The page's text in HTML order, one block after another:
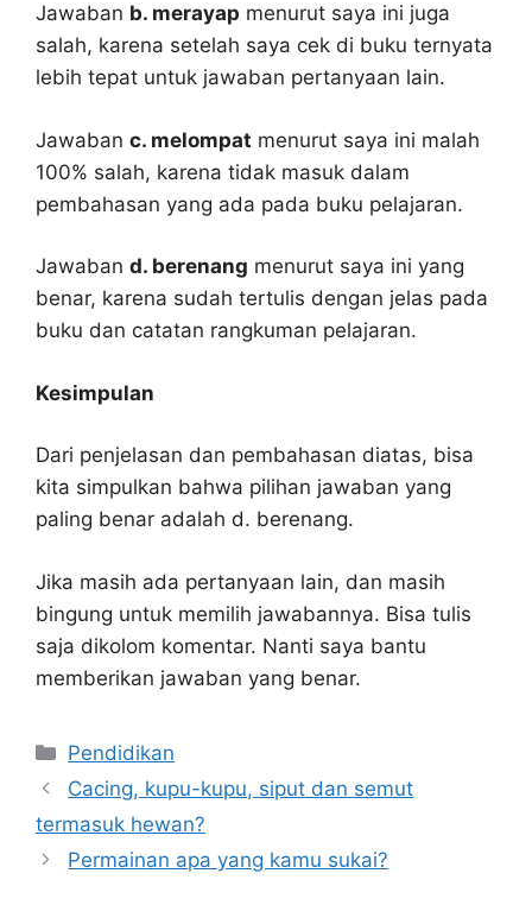
Jawaban b. merayap menurut saya ini juga
salah, karena setelah saya cek di buku ternyata
lebih tepat untuk jawaban pertanyaan lain.
Jawaban c. melompat menurut saya ini malah
100% salah, karena tidak masuk dalam
pembahasan yang ada pada buku pelajaran.
Jawaban d. berenang menurut saya ini yang
benar, karena sudah tertulis dengan jelas pada
buku dan catatan rangkuman pelajaran.
Kesimpulan
Dari penjelasan dan pembahasan diatas, bisa
kita simpulkan bahwa pilihan jawaban yang
paling benar adalah d. berenang.
Jika masih ada pertanyaan lain, dan masih
bingung untuk memilih jawabannya. Bisa tulis
saja dikolom komentar. Nanti saya bantu
memberikan jawaban yang benar.
Kategori
Pendidikan
Cacing, kupu-kupu, siput dan semut
termasuk hewan?
Permainan apa yang kamu sukai?